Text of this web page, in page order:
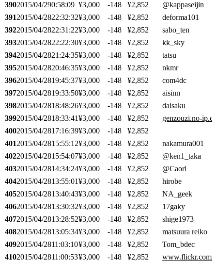
3902015/04/290:58:09 ¥3,000 -148 ¥2,852
@kappaseijin
3912015/04/2822:32:32¥3,000 -148 ¥2,852
deforma101
3922015/04/2822:31:22¥3,000 -148 ¥2,852
sabo_ten
3932015/04/2822:22:30¥3,000 -148 ¥2,852
kk_sky
3942015/04/2821:24:35¥3,000 -148 ¥2,852
tatsu
3952015/04/2820:46:35¥3,000 -148 ¥2,852
nkmr
3962015/04/2819:45:37¥3,000 -148 ¥2,852
com4dc
3972015/04/2819:33:50¥3,000 -148 ¥2,852
aisinn
3982015/04/2818:48:26¥3,000 -148 ¥2,852
daisaku
3992015/04/2818:33:41¥3,000 -148 ¥2,852
genzouzi.no-
4002015/04/2817:16:39¥3,000 -148
¥2,852
4012015/04/2815:55:12¥3,000 -148 ¥2,852
nakamura001
4022015/04/2815:54:07¥3,000 -148 ¥2,852
@ken1_taka
4032015/04/2814:34:24¥3,000 -148 ¥2,852
@Caori
4042015/04/2813:55:01¥3,000 -148 ¥2,852
hirobe
4052015/04/2813:40:43¥3,000 -148 ¥2,852
NA_geek
4062015/04/2813:30:32¥3,000 -148 ¥2,852
17gaky
4072015/04/2813:28:52¥3,000 -148 ¥2,852
shige1973
4082015/04/2813:05:34¥3,000 -148 ¥2,852
matsuura reiko
4092015/04/2811:03:10¥3,000 -148 ¥2,852
Tom_bdec
4102015/04/2811:00:53¥3,000 -148 ¥2,852
www.flickr.com/